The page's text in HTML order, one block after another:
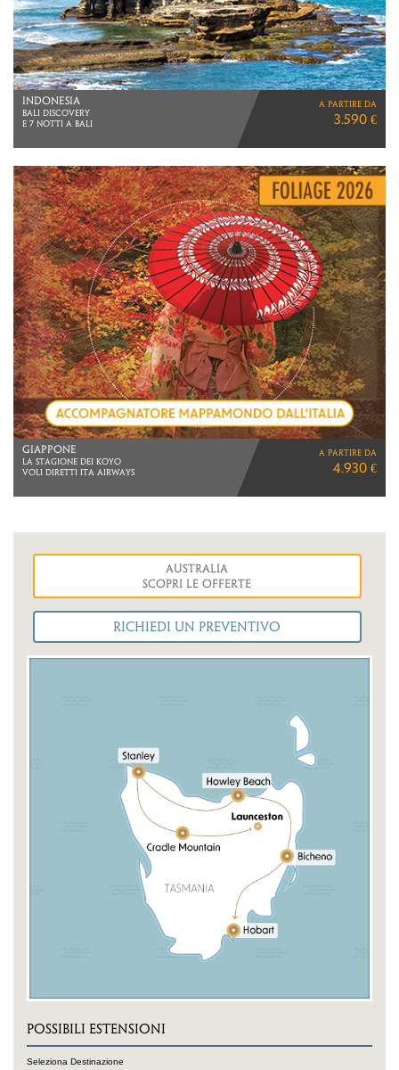
INDONESIA
BALI DISCOVERY
E 7 NOTTI A BALI
a partire da
3.590 €
GIAPPONE
LA STAGIONE DEI KOYO
VOLI DIRETTI ITA AIRWAYS
a partire da
4.930 €
Australia
Scopri le Offerte
POSSIBILI ESTENSIONI
Seleziona Destinazione